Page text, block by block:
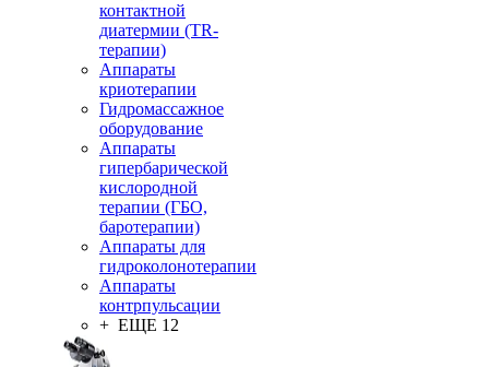
контактной
диатермии (TR-
терапии)
Аппараты
криотерапии
Гидромассажное
оборудование
Аппараты
гипербарической
кислородной
терапии (ГБО,
баротерапии)
Аппараты для
гидроколонотерапии
Аппараты
контрпульсации
+ ЕЩЕ 12